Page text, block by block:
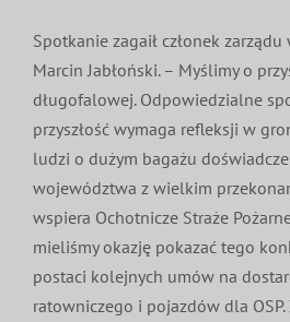
Projekty
100-lecie
Spotkanie zagaił członek
Marcin Jabłoński. – Myślimy o
długofalowej. Odpowiedzialne
przyszłość wymaga refleksji w
ludzi o dużym bagażu
województwa z wielkim
wspiera Ochotnicze Straże
mieliśmy okazję pokazać tego
postaci kolejnych umów na
ratowniczego i pojazdów dla